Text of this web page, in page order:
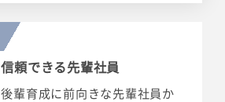
信頼できる先輩社員
後輩育成に前向きな先輩社員か